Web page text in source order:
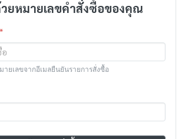
ยหมายเลขคำสั่งซื้อของคุณ
*
ยเลขจากอีเมลยืนยันรายการสั่งซื้อ